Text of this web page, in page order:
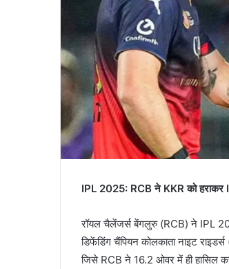
IPL 2025: RCB ने KKR को हराकर
रॉयल चैलेंजर्स बेंगलुरु (RCB) ने IPL
डिफेंडिंग चैंपियन कोलकाता नाइट
जिसे RCB ने 16.2 ओवर में ही हासिल